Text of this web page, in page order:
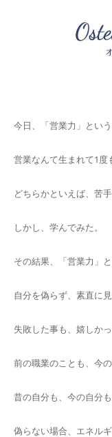
今日、「営業力」とい
営業なんて生まれて1度
どちらかといえば、苦
しかし、学んでみた。
その結果、「営業力」と
自分を偽らず、素直に
失敗した事も、嬉しかっ
前の職業のことも、今
昔の自分も、今の自分も
偽らない場合、エネルギ
個人情報保護方